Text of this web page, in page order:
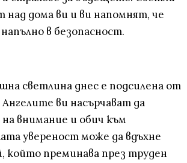
над дома ви и ви напомнят, че
в безопасност.
светлина днес е подсилена от
Ангелите ви насърчават да
внимание и обич към
увереност може да вдъхне
който преминава през труден